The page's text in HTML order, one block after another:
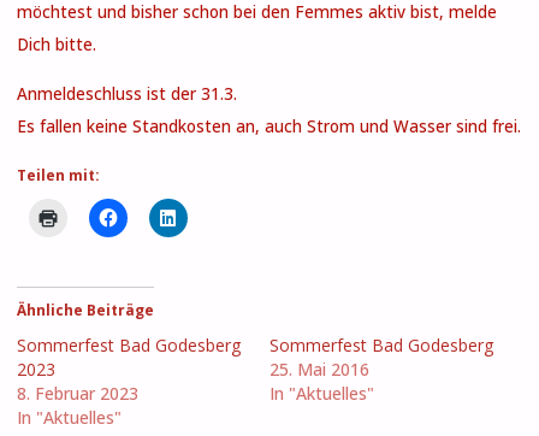
möchtest und bisher schon bei den Femmes aktiv bist, melde
Dich bitte.
Anmeldeschluss ist der 31.3.
Es fallen keine Standkosten an, auch Strom und Wasser sind frei.
Teilen mit:
Ähnliche Beiträge
Sommerfest Bad Godesberg
2023
8. Februar 2023
In "Aktuelles"
Sommerfest Bad Godesberg
25. Mai 2016
In "Aktuelles"